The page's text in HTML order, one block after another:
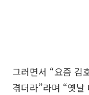
그러면서 “요즘 김
겪더라”라며 “옛